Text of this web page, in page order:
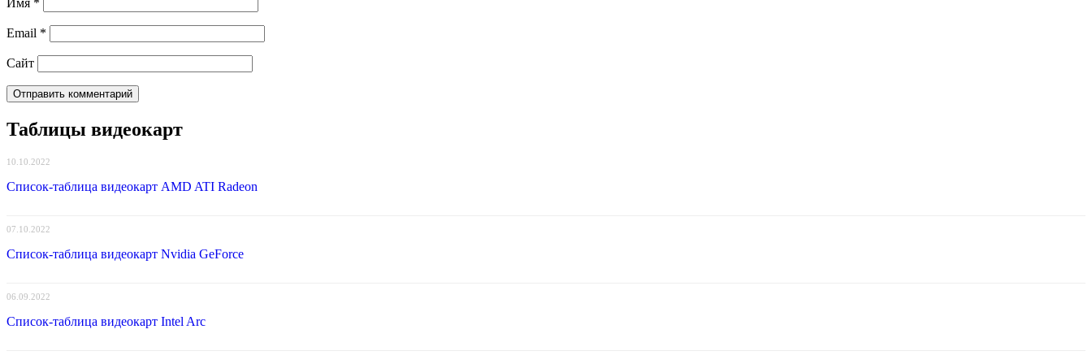
Имя *
Email *
Сайт
Таблицы видеокарт
10.10.2022
Список-таблица видеокарт AMD ATI Radeon
07.10.2022
Список-таблица видеокарт Nvidia GeForce
06.09.2022
Список-таблица видеокарт Intel Arc